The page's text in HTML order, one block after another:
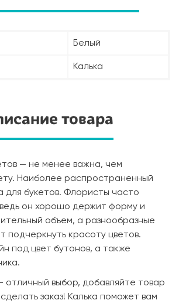
Белый
Калька
товара
— не менее важна, чем
Наиболее распространенный
для букетов. Флористы часто
он хорошо держит форму и
объем, а разнообразные
подчеркнуть красоту цветов.
под цвет бутонов, а также
отличный выбор, добавляйте товар
заказ! Калька поможет вам